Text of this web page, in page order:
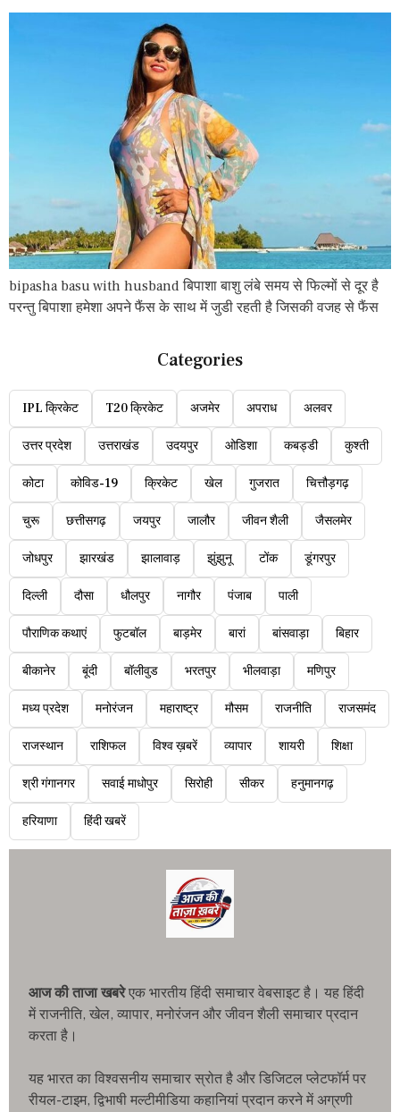
bipasha basu with husband बिपाशा बाशु लंबे समय से फिल्मों से दूर है
परन्तु बिपाशा हमेशा अपने फैंस के साथ में जुडी रहती है जिसकी वजह से फैंस
Categories
IPL क्रिकेट T20 क्रिकेट अजमेर अपराध अलवर
उत्तर प्रदेश उत्तराखंड उदयपुर ओडिशा कबड्डी कुश्ती
कोटा कोविड-19 क्रिकेट खेल गुजरात चित्तौड़गढ़
चुरू छत्तीसगढ़ जयपुर जालौर जीवन शैली जैसलमेर
जोधपुर झारखंड झालावाड़ झुंझुनू टोंक डूंगरपुर
दिल्ली दौसा धौलपुर नागौर पंजाब पाली
पौराणिक कथाएं फुटबॉल बाड़मेर बारां बांसवाड़ा बिहार
बीकानेर बूंदी बॉलीवुड भरतपुर भीलवाड़ा मणिपुर
मध्य प्रदेश मनोरंजन महाराष्ट्र मौसम राजनीति राजसमंद
राजस्थान राशिफल विश्व ख़बरें व्यापार शायरी शिक्षा
श्री गंगानगर सवाई माधोपुर सिरोही सीकर हनुमानगढ़
हरियाणा हिंदी खबरें
आज की ताजा खबरेएक भारतीय हिंदी समाचार वेबसाइट है। यह हिंदी
में राजनीति, खेल, व्यापार, मनोरंजन और जीवन शैली समाचार प्रदान
करता है।
यह भारत का विश्वसनीय समाचार स्रोत है और डिजिटल प्लेटफॉर्म पर
रीयल-टाइम, द्विभाषी मल्टीमीडिया कहानियां प्रदान करने में अग्रणी